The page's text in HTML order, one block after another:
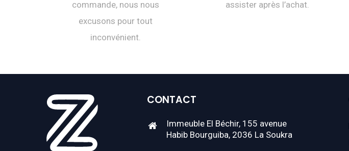
commande, nous nous
excusons pour tout
inconvénient.
assister après l’achat.
CONTACT
Immeuble El Béchir, 155 avenue
Habib Bourguiba, 2036 La Soukra